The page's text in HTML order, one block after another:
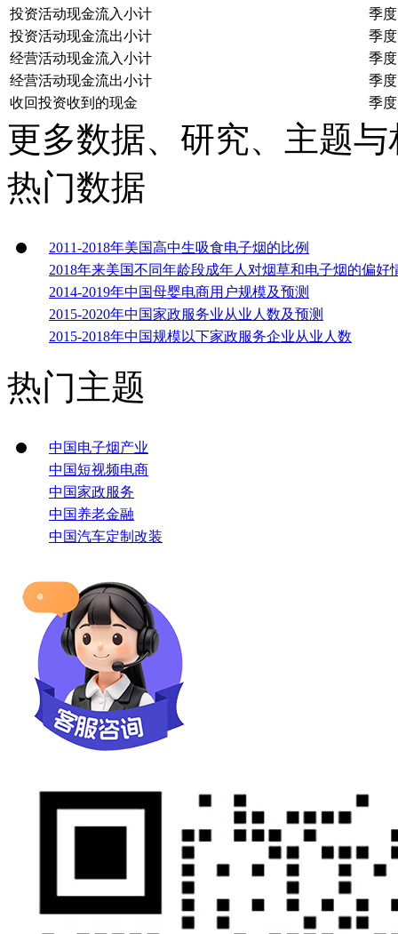
投资活动现金流入小计
季度
投资活动现金流出小计
季度
经营活动现金流入小计
季度
经营活动现金流出小计
季度
收回投资收到的现金
季度
更多数据、研究、主题
热门数据
2011-2018年美国高中生吸食电子烟的比例
2018年来美国不同年龄段成年人对烟草和电子烟的偏好
2014-2019年中国母婴电商用户规模及预测
2015-2020年中国家政服务业从业人数及预测
2015-2018年中国规模以下家政服务企业从业人数
热门主题
中国电子烟产业
中国短视频电商
中国家政服务
中国养老金融
中国汽车定制改装